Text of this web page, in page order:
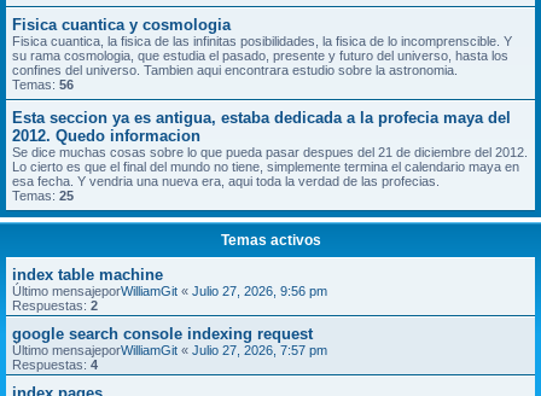
Fisica cuantica y cosmologia
Fisica cuantica, la fisica de las infinitas posibilidades, la fisica de lo incomprenscible. Y
su rama cosmologia, que estudia el pasado, presente y futuro del universo, hasta los
confines del universo. Tambien aqui encontrara estudio sobre la astronomia.
Temas: 56
Esta seccion ya es antigua, estaba dedicada a la profecia maya del
2012. Quedo informacion
Se dice muchas cosas sobre lo que pueda pasar despues del 21 de diciembre del 2012.
Lo cierto es que el final del mundo no tiene, simplemente termina el calendario maya en
esa fecha. Y vendria una nueva era, aqui toda la verdad de las profecias.
Temas: 25
Temas activos
index table machine
Último mensajeporWilliamGit « Julio 27, 2026, 9:56 pm
Respuestas: 2
google search console indexing request
Último mensajeporWilliamGit « Julio 27, 2026, 7:57 pm
Respuestas: 4